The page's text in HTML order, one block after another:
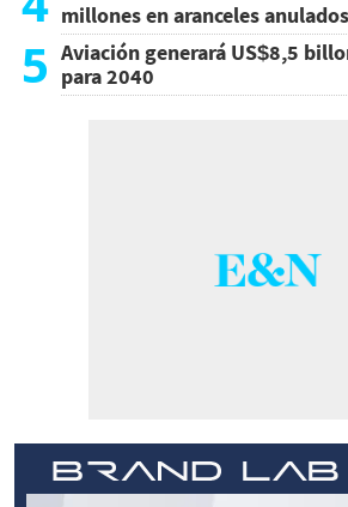
millones en aranceles anulados
5 Aviación generará US$8,5
para 2040